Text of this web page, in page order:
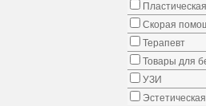
Скорая
Терапевт
Товары для
УЗИ